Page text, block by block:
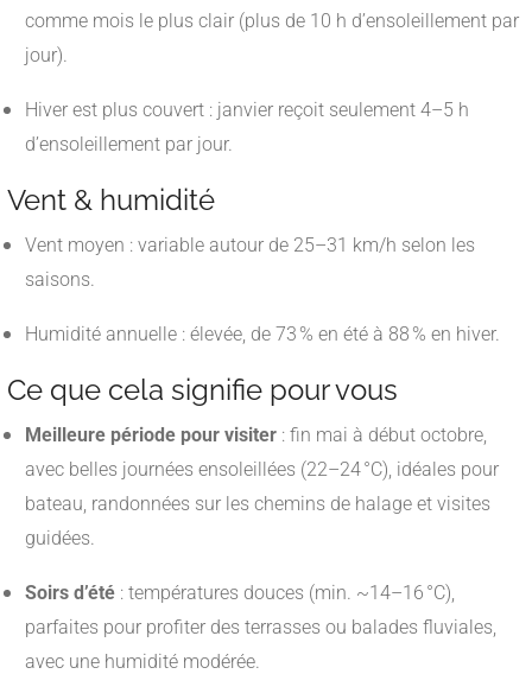
comme mois le plus clair (plus de 10 h d’ensoleillement par
jour).
Hiver est plus couvert : janvier reçoit seulement 4–5 h
d’ensoleillement par jour.
Vent & humidité
Vent moyen : variable autour de 25–31 km/h selon les
saisons.
Humidité annuelle : élevée, de 73 % en été à 88 % en hiver.
Ce que cela signifie pour vous
Meilleure période pour visiter : fin mai à début octobre,
avec belles journées ensoleillées (22–24 °C), idéales pour
bateau, randonnées sur les chemins de halage et visites
guidées.
Soirs d’été : températures douces (min. ~14–16 °C),
parfaites pour profiter des terrasses ou balades fluviales,
avec une humidité modérée.